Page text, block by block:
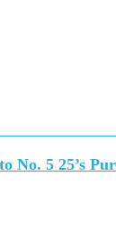
No. 5 25’s